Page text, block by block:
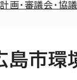
計画・審議会・協
市環